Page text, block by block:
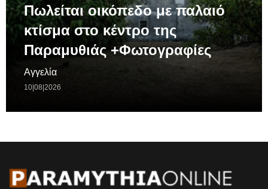
Πωλείται οικόπεδο με παλαιό
κτίσμα στο κέντρο της
Παραμυθιάς +Φωτογραφίες
Αγγελία
10|08|2026